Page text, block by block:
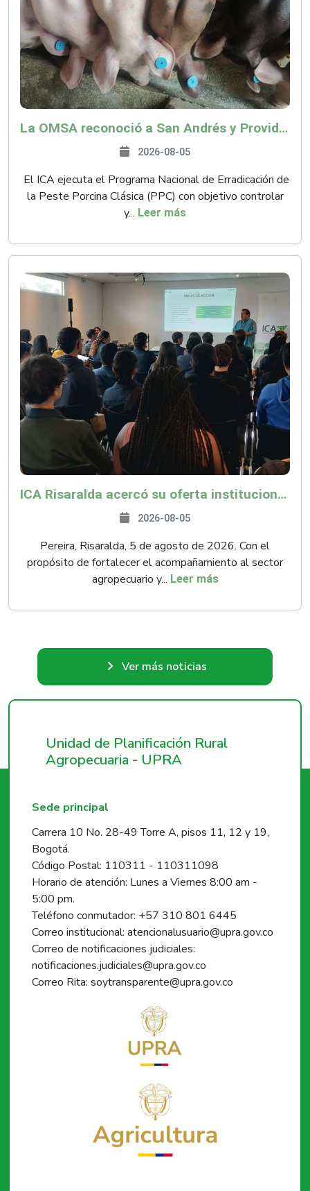
La OMSA reconoció a San Andrés y Providencia como zona libre de Peste Porcina Clásica (PPC)
2026-08-05
El ICA ejecuta el Programa Nacional de Erradicación de
la Peste Porcina Clásica (PPC) con objetivo controlar
y... Leer más
ICA Risaralda acercó su oferta institucional a productores y emprendedores en Expocamello
2026-08-05
Pereira, Risaralda, 5 de agosto de 2026. Con el
propósito de fortalecer el acompañamiento al sector
agropecuario y... Leer más
Ver más noticias
Unidad de Planificación Rural
Agropecuaria - UPRA
Sede principal
Carrera 10 No. 28-49 Torre A, pisos 11, 12 y 19,
Bogotá.
Código Postal: 110311 - 110311098
Horario de atención: Lunes a Viernes 8:00 am -
5:00 pm.
Teléfono conmutador: +57 310 801 6445
Correo institucional: atencionalusuario@upra.gov.co
Correo de notificaciones judiciales:
notificaciones.judiciales@upra.gov.co
Correo Rita: soytransparente@upra.gov.co